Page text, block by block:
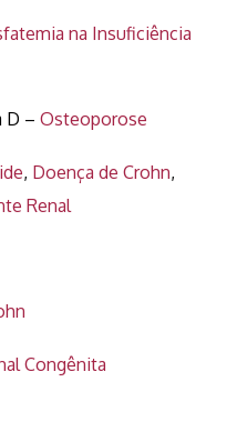
na Insuficiência
D – Osteoporose
, Doença de Crohn,
Renal
Congênita